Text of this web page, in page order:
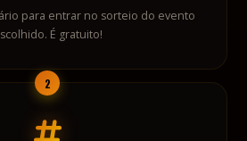
de participação. Ele não garante
identifica sua inscrição no sorteio.
3